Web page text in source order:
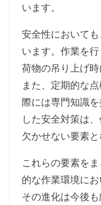
います。
安全性において
います。作業を
荷物の吊り上げ時
また、定期的な
際には専門知識
した安全対策は
欠かせない要素と
これらの要素を
的な作業環境に
その進化は今後